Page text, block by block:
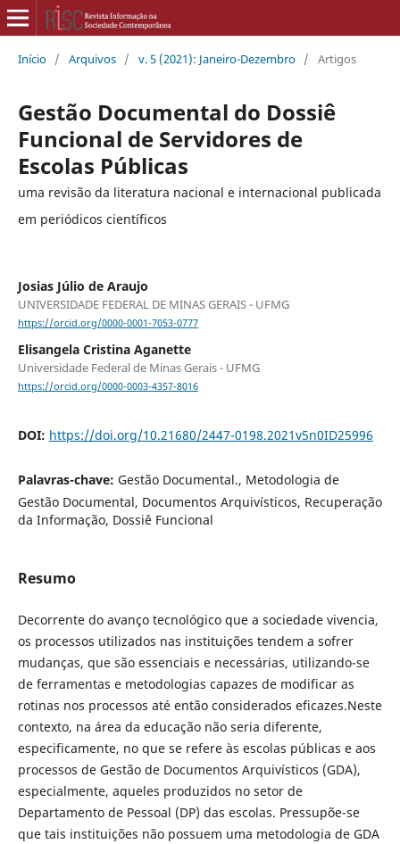
Início / Arquivos / v. 5 (2021): Janeiro-Dezembro / Artigos
Gestão Documental do Dossiê
Funcional de Servidores de
Escolas Públicas
uma revisão da literatura nacional e internacional publicada
em periódicos científicos
Josias Júlio de Araujo
UNIVERSIDADE FEDERAL DE MINAS GERAIS - UFMG
https://orcid.org/0000-0001-7053-0777
Elisangela Cristina Aganette
Universidade Federal de Minas Gerais - UFMG
https://orcid.org/0000-0003-4357-8016
DOI: https://doi.org/10.21680/2447-0198.2021v5n0ID25996
Palavras-chave: Gestão Documental., Metodologia de
Gestão Documental, Documentos Arquivísticos, Recuperação
da Informação, Dossiê Funcional
Resumo
Decorrente do avanço tecnológico que a sociedade vivencia,
os processos utilizados nas instituições tendem a sofrer
mudanças, que são essenciais e necessárias, utilizando-se
de ferramentas e metodologias capazes de modificar as
rotinas nos processos até então considerados eficazes.Neste
contexto, na área da educação não seria diferente,
especificamente, no que se refere às escolas públicas e aos
processos de Gestão de Documentos Arquivísticos (GDA),
especialmente, aqueles produzidos no setor de
Departamento de Pessoal (DP) das escolas. Pressupõe-se
que tais instituições não possuem uma metodologia de GDA